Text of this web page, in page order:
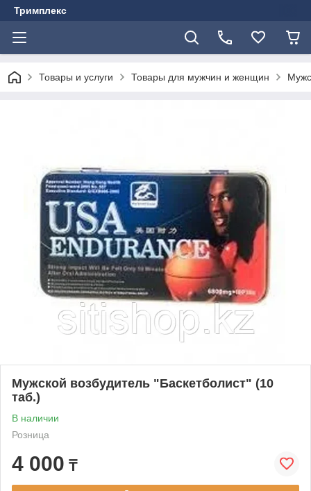
Тримплекс
Товары и услуги Товары для мужчин и женщин
Мужской возбудитель "Баскетболист" (10
таб.)
В наличии
Розница
4 000 ₸